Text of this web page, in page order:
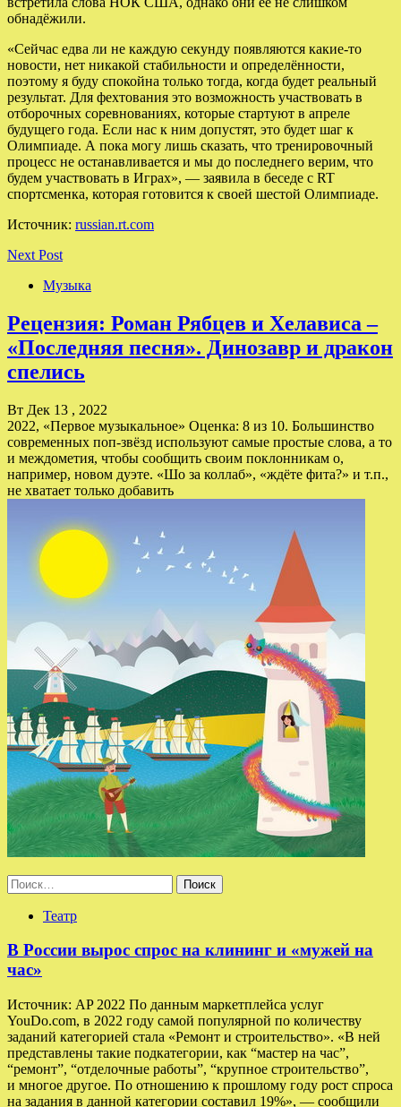
обнадёжили.
«Сейчас едва ли не каждую секунду появляются какие-то
новости, нет никакой стабильности и определённости,
поэтому я буду спокойна только тогда, когда будет реальный
результат. Для фехтования это возможность участвовать в
отборочных соревнованиях, которые стартуют в апреле
будущего года. Если нас к ним допустят, это будет шаг к
Олимпиаде. А пока могу лишь сказать, что тренировочный
процесс не останавливается и мы до последнего верим, что
будем участвовать в Играх», — заявила в беседе с RT
спортсменка, которая готовится к своей шестой Олимпиаде.
Источник: russian.rt.com
Next Post
Музыка
Рецензия: Роман Рябцев и Хелависа –
«Последняя песня». Динозавр и дракон
спелись
Вт Дек 13 , 2022
2022, «Первое музыкальное» Оценка: 8 из 10. Большинство
современных поп-звёзд используют самые простые слова, а то
и междометия, чтобы сообщить своим поклонникам о,
например, новом дуэте. «Шо за коллаб», «ждёте фита?» и т.п.,
не хватает только добавить
Найти:
Театр
В России вырос спрос на клининг и «мужей на
час»
Источник: AP 2022 По данным маркетплейса услуг
YouDo.com, в 2022 году самой популярной по количеству
заданий категорией стала «Ремонт и строительство». «В ней
представлены такие подкатегории, как “мастер на час”,
“ремонт”, “отделочные работы”, “крупное строительство”,
и многое другое. По отношению к прошлому году рост спроса
на задания в данной категории составил 19%», — сообщили